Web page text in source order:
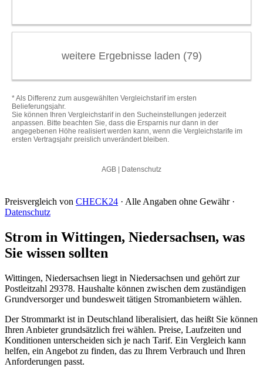
Preisvergleich von CHECK24 · Alle Angaben ohne Gewähr ·
Datenschutz
Strom in Wittingen, Niedersachsen, was
Sie wissen sollten
Wittingen, Niedersachsen liegt in Niedersachsen und gehört zur
Postleitzahl 29378. Haushalte können zwischen dem zuständigen
Grundversorger und bundesweit tätigen Stromanbietern wählen.
Der Strommarkt ist in Deutschland liberalisiert, das heißt Sie können
Ihren Anbieter grundsätzlich frei wählen. Preise, Laufzeiten und
Konditionen unterscheiden sich je nach Tarif. Ein Vergleich kann
helfen, ein Angebot zu finden, das zu Ihrem Verbrauch und Ihren
Anforderungen passt.